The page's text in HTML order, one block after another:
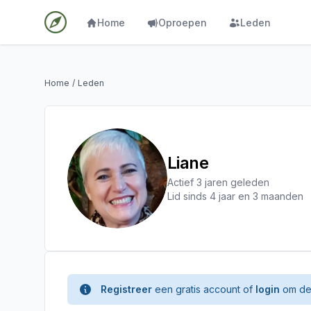
Home Oproepen Leden
Home / Leden
Liane
Actief 3 jaren geleden
Lid sinds 4 jaar en 3 maanden
Registreer een gratis account of login om